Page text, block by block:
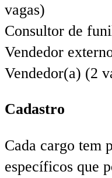
vagas)
Consultor de
Vendedor
Vendedor(a) (2
Cadastro
Cada cargo tem
específicos que